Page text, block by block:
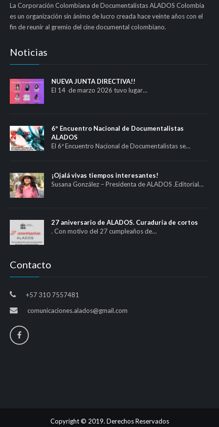
La Corporación Colombiana de Documentalistas ALADOS Colombia
es un organización sin ánimo de lucro creada hace veinte años con el
fin de reunir al gremio del cine documental colombiano.
Noticias
NUEVA JUNTA DIRECTIVA!!
El 14 de marzo 2026 tuvo lugar…
6º Encuentro Nacional de Documentalistas
ALADOS
El 6ª Encuentro Nacional de Documentalistas se…
¡Ojalá vivas tiempos interesantes!
Susana González – Presidenta de ALADOS .Editorial…
27 aniversario de ALADOS. Curaduría de cortos
. Con motivo del 27 cumpleaños de…
Contacto
+57 310 7557481
comunicaciones.alados@gmail.com
Copyright © 2019. Derechos Reservados